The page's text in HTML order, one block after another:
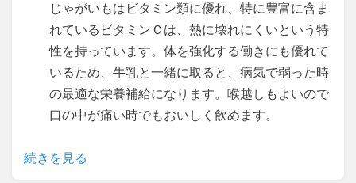
じゃがいもはビタミン類に優れ、特に豊富に含ま
れているビタミンＣは、熱に壊れにくいという特
性を持っています。体を強化する働きにも優れて
いるため、牛乳と一緒に取ると、病気で弱った時
の最適な栄養補給になります。喉越しもよいので
口の中が痛い時でもおいしく飲めます。
続きを見る